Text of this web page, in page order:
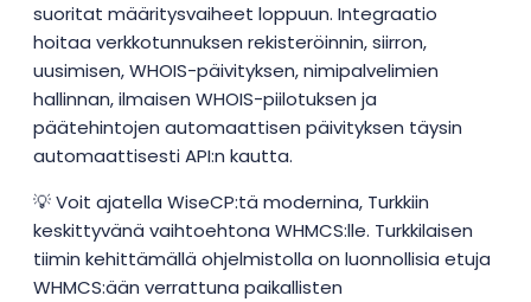
suoritat määritysvaiheet loppuun. Integraatio
hoitaa verkkotunnuksen rekisteröinnin, siirron,
uusimisen, WHOIS-päivityksen, nimipalvelimien
hallinnan, ilmaisen WHOIS-piilotuksen ja
päätehintojen automaattisen päivityksen täysin
automaattisesti API:n kautta.
💡 Voit ajatella WiseCP:tä modernina, Turkkiin
keskittyvänä vaihtoehtona WHMCS:lle. Turkkilaisen
tiimin kehittämällä ohjelmistolla on luonnollisia etuja
WHMCS:ään verrattuna paikallisten